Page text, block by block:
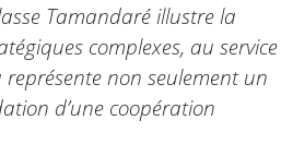
Tamandaré illustre la
complexes, au service
non seulement un
d’une coopération